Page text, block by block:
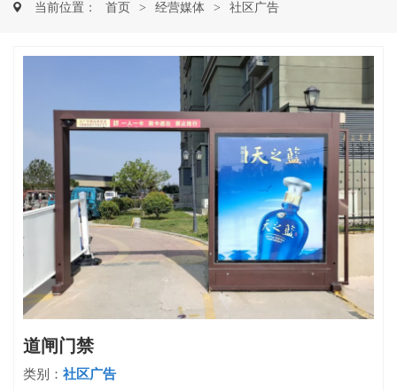
当前位置： 首页 > 经营媒体 > 社区广告
道闸门禁
类别： 社区广告